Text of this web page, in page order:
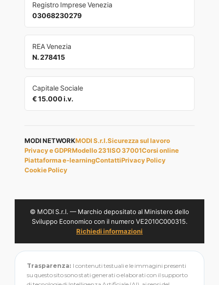
Registro Imprese Venezia
03068230279
REA Venezia
N. 278415
Capitale Sociale
€ 15.000 i.v.
MODI NETWORKMODI S.r.l.Sicurezza sul lavoro
Privacy e GDPRModello 231ISO 37001Corsi online
Piattaforma e-learningContattiPrivacy Policy
Cookie Policy
© MODI S.r.l. — Marchio depositato al Ministero dello
Sviluppo Economico con il numero VE2010C000315.
Richiedi informazioni
Trasparenza: I contenuti testuali e le immagini presenti
su questo sito sono stati generati o elaborati con il supporto